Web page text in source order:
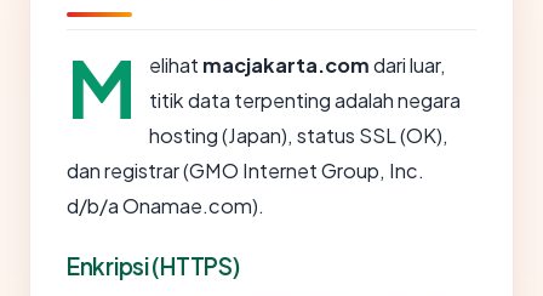
M elihat macjakarta.comdari luar,
titik data terpenting adalah negara
hosting (Japan), status SSL (OK),
dan registrar (GMO Internet Group, Inc.
d/b/a Onamae.com).
Enkripsi (HTTPS)